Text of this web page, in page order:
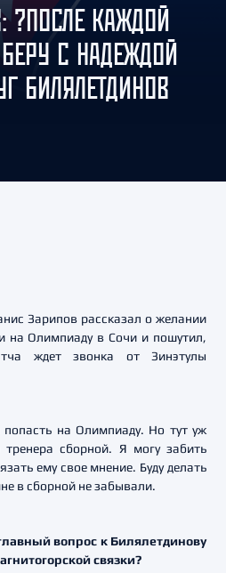
?ПОСЛЕ КАЖДОЙ
С НАДЕЖДОЙ
БИЛЯЛЕТДИНОВ
Зарипов рассказал о желании
на Олимпиаду в Сочи и пошутил,
ждет звонка от Зинэтулы
попасть на Олимпиаду. Но тут уж
тренера сборной. Я могу забить
ему свое мнение. Буду делать
в сборной не забывали.
вопрос к Билялетдинову
связки?